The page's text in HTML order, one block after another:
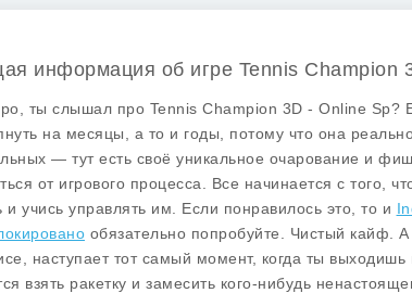
информация об игре Tennis Champion
ты слышал про Tennis Champion 3D - Online Sp?
на месяцы, а то и годы, потому что она
— тут есть своё уникальное очарование и
от игрового процесса. Все начинается с того,
и учись управлять им. Если понравилось это, то и
обязательно попробуйте. Чистый кайф.
наступает тот самый момент, когда ты
взять ракетку и замесить кого-нибудь